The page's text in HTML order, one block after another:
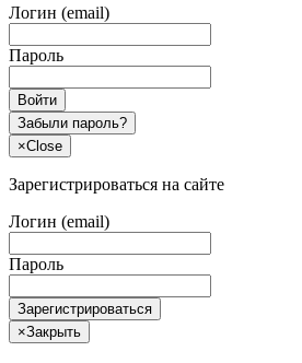
Логин (email)
Пароль
Войти
Забыли пароль?
×Close
Зарегистрироваться на сайте
Логин (email)
Пароль
Зарегистрироваться
×Закрыть